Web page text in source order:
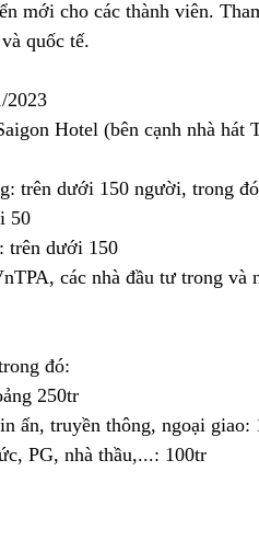
mới cho các thành viên.
quốc tế.
2023
Hotel (bên cạnh nhà hát
trên dưới 150 người, trong đó
50
trên dưới 150
các nhà đầu tư trong
đó:
250tr
ấn, truyền thông, ngoại giao:
PG, nhà thầu,...: 100tr